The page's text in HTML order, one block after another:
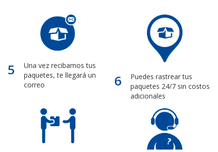
5
Una vez recibamos tus
paquetes, te llegará un
correo
6
Puedes rastrear tus
paquetes 24/7 sin costos
adicionales